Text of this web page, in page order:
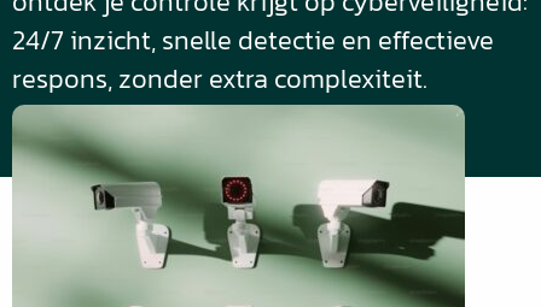
24/7 inzicht, snelle detectie en effectieve
respons, zonder extra complexiteit.